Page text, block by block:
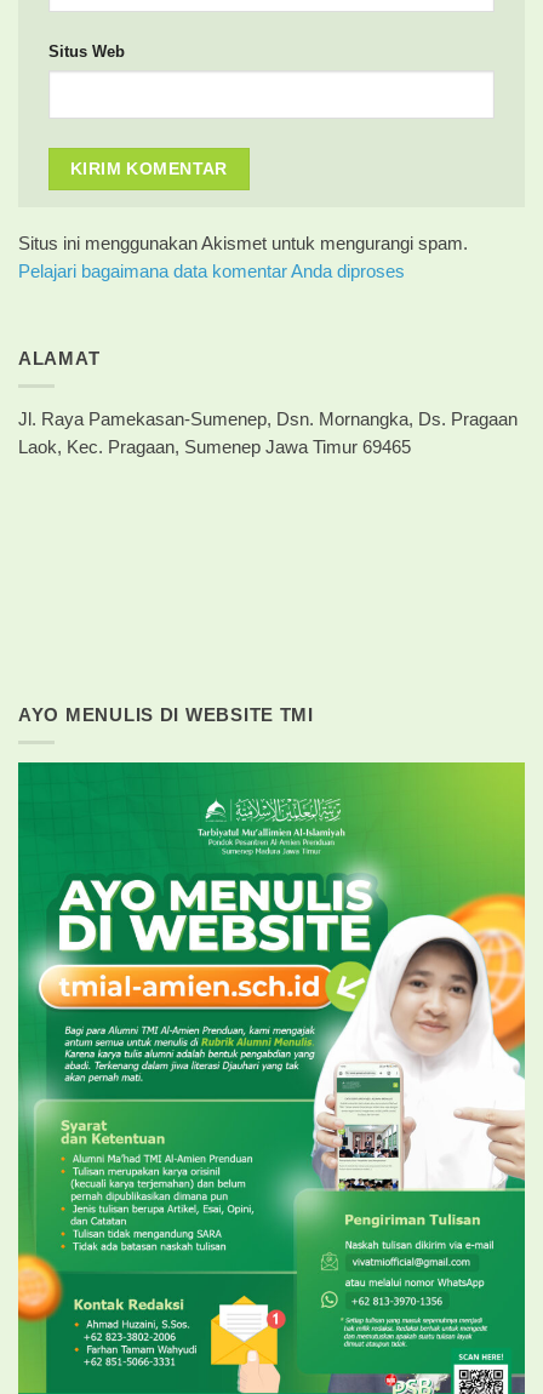
Situs Web
Situs ini menggunakan Akismet untuk mengurangi spam.
Pelajari bagaimana data komentar Anda diproses
ALAMAT
Jl. Raya Pamekasan-Sumenep, Dsn. Mornangka, Ds. Pragaan
Laok, Kec. Pragaan, Sumenep Jawa Timur 69465
AYO MENULIS DI WEBSITE TMI